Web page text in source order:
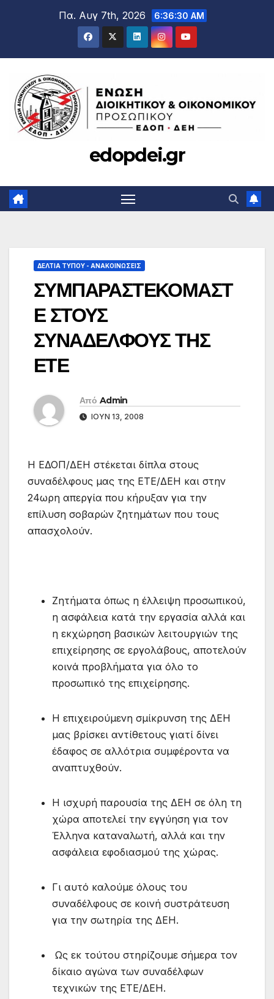
Πα. Αυγ 7th, 2026 6:36:31 AM
edopdei.gr
ΔΕΛΤΊΑ ΤΎΠΟΥ - ΑΝΑΚΟΙΝΏΣΕΙΣ
ΣΥΜΠΑΡΑΣΤΕΚΟΜΑΣΤ
Ε ΣΤΟΥΣ
ΣΥΝΑΔΕΛΦΟΥΣ ΤΗΣ
ΕΤΕ
Από Admin
ΙΟΎΝ 13, 2008
Η ΕΔΟΠ/ΔΕΗ στέκεται δίπλα στους
συναδέλφους μας της ΕΤΕ/ΔΕΗ και στην
24ωρη απεργία που κήρυξαν για την
επίλυση σοβαρών ζητημάτων που τους
απασχολούν.
Ζητήματα όπως η έλλειψη προσωπικού,
η ασφάλεια κατά την εργασία αλλά και
η εκχώρηση βασικών λειτουργιών της
επιχείρησης σε εργολάβους, αποτελούν
κοινά προβλήματα για όλο το
προσωπικό της επιχείρησης.
Η επιχειρούμενη σμίκρυνση της ΔΕΗ
μας βρίσκει αντίθετους γιατί δίνει
έδαφος σε αλλότρια συμφέροντα να
αναπτυχθούν.
Η ισχυρή παρουσία της ΔΕΗ σε όλη τη
χώρα αποτελεί την εγγύηση για τον
Έλληνα καταναλωτή, αλλά και την
ασφάλεια εφοδιασμού της χώρας.
Γι αυτό καλούμε όλους του
συναδέλφους σε κοινή συστράτευση
για την σωτηρία της ΔΕΗ.
Ως εκ τούτου στηρίζουμε σήμερα τον
δίκαιο αγώνα των συναδέλφων
τεχνικών της ΕΤΕ/ΔΕΗ.